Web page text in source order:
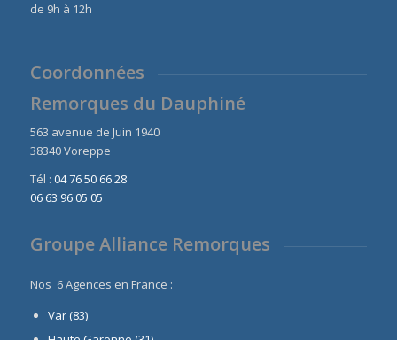
de 9h à 12h
Coordonnées
Remorques du Dauphiné
563 avenue de Juin 1940
38340 Voreppe
Tél : 04 76 50 66 28
06 63 96 05 05
Groupe Alliance Remorques
Nos 6 Agences en France :
Var (83)